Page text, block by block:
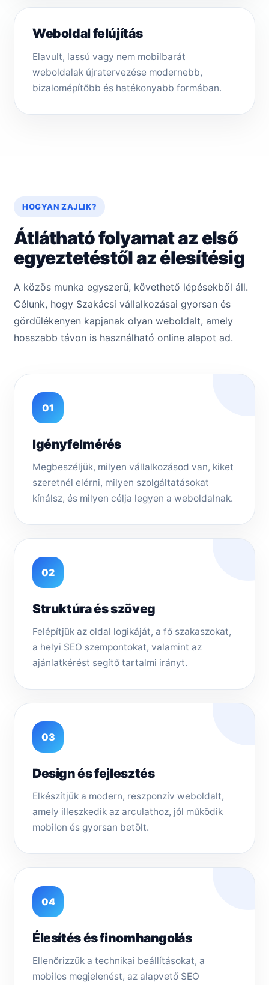
Weboldal felújítás
Elavult, lassú vagy nem mobilbarát
weboldalak újratervezése modernebb,
bizalomépítőbb és hatékonyabb formában.
HOGYAN ZAJLIK?
Átlátható folyamat az első
egyeztetéstől az élesítésig
A közös munka egyszerű, követhető lépésekből áll.
Célunk, hogy Szakácsi vállalkozásai gyorsan és
gördülékenyen kapjanak olyan weboldalt, amely
hosszabb távon is használható online alapot ad.
01
Igényfelmérés
Megbeszéljük, milyen vállalkozásod van, kiket
szeretnél elérni, milyen szolgáltatásokat
kínálsz, és milyen célja legyen a weboldalnak.
02
Struktúra és szöveg
Felépítjük az oldal logikáját, a fő szakaszokat,
a helyi SEO szempontokat, valamint az
ajánlatkérést segítő tartalmi irányt.
03
Design és fejlesztés
Elkészítjük a modern, reszponzív weboldalt,
amely illeszkedik az arculathoz, jól működik
mobilon és gyorsan betölt.
04
Élesítés és finomhangolás
Ellenőrizzük a technikai beállításokat, a
mobilos megjelenést, az alapvető SEO